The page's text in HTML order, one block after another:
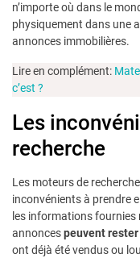
n’importe où dans le
physiquement dans une
annonces immobilières.
Lire en complément:
c’est ?
Les
recherche
Les moteurs de
inconvénients à prendre
les informations fournies
annoncespeuvent
ont déjà été vendus ou